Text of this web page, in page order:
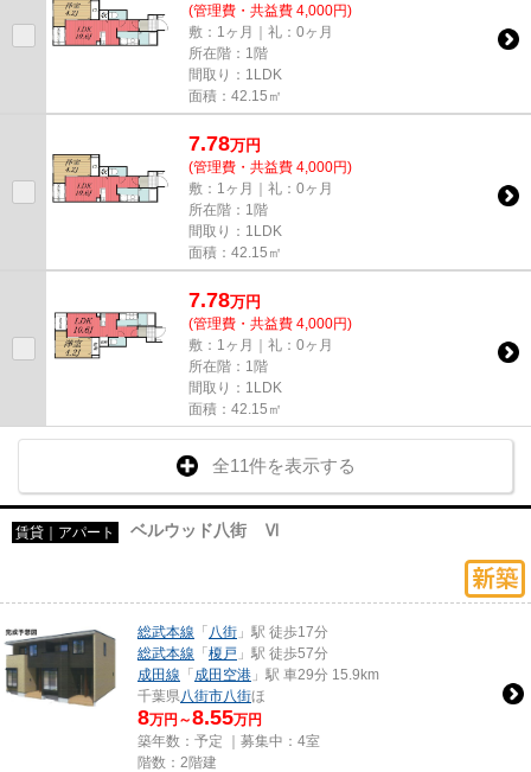
(管理費・共益費 4,000円)
敷：1ヶ月｜礼：0ヶ月
所在階：1階
間取り：1LDK
面積：42.15㎡
7.78万円
(管理費・共益費 4,000円)
敷：1ヶ月｜礼：0ヶ月
所在階：1階
間取り：1LDK
面積：42.15㎡
7.78万円
(管理費・共益費 4,000円)
敷：1ヶ月｜礼：0ヶ月
所在階：1階
間取り：1LDK
面積：42.15㎡
全11件を表示する
賃貸｜アパート ベルウッド八街 Ⅵ
総武本線 「 八街 」駅 徒歩17分
総武本線 「榎戸 」駅 徒歩57分
成田線 「成田空港 」駅 車29分 15.9km
千葉県 八街市八街ほ
8万円～8.55万円
築年数：予定 ｜募集中： 4室
階数：2階建